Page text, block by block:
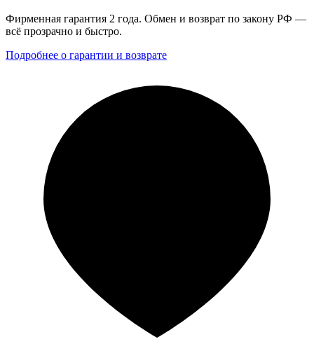
Фирменная гарантия 2 года. Обмен и возврат по закону РФ —
всё прозрачно и быстро.
Подробнее о гарантии и возврате